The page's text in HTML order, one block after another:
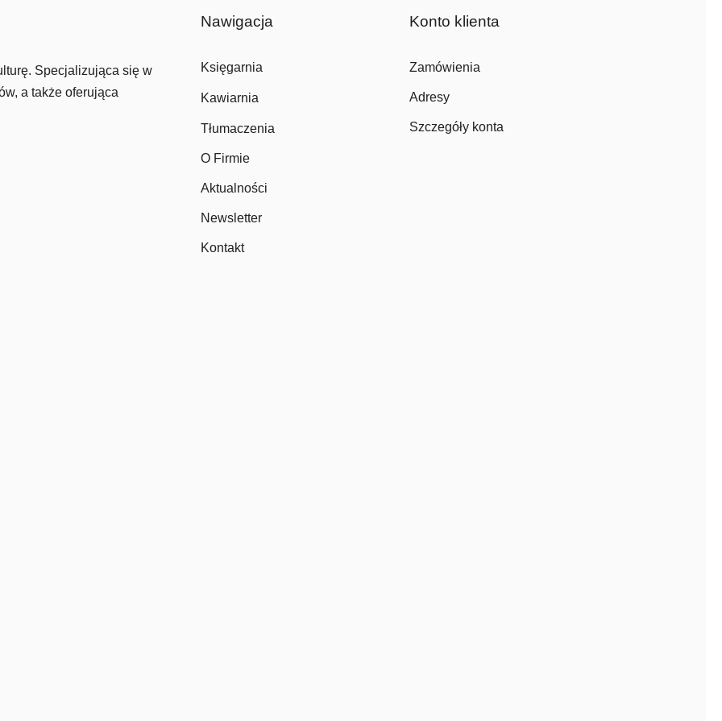
Specjalizująca się w
a także oferująca
Nawigacja
Księgarnia
Kawiarnia
Tłumaczenia
O Firmie
Aktualności
Newsletter
Kontakt
Konto klienta
Zamówienia
Adresy
Szczegóły konta